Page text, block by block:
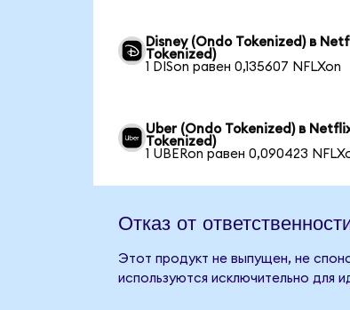
Disney (Ondo Tokenized) в
Tokenized)
1 DISon равен 0,135607 NFLXon
Uber (Ondo Tokenized) в
Tokenized)
1 UBERon равен 0,090423
Отказ от
Этот продукт не выпущен, не
используются исключительно для